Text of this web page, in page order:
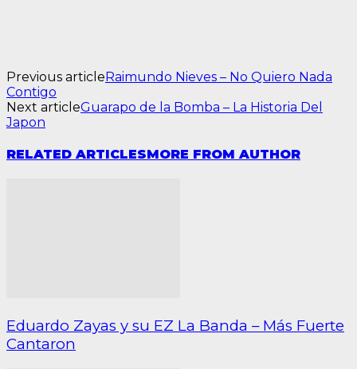
Previous articleRaimundo Nieves – No Quiero Nada
Contigo
Next articleGuarapo de la Bomba – La Historia Del
Japon
RELATED ARTICLESMORE FROM AUTHOR
Eduardo Zayas y su EZ La Banda – Más Fuerte
Cantaron